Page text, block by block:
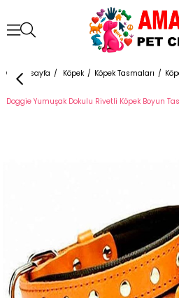
Anasayfa Köpek Köpek Tasmaları
Doggie Yumuşak Dokulu Rivetli Köpek Boyun